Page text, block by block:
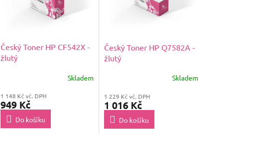
Český Toner HP CF542X -
žlutý
Skladem
1 148 Kč vč. DPH
949 Kč
Do košíku
Český Toner HP Q7582A -
žlutý
Skladem
1 229 Kč vč. DPH
1 016 Kč
Do košíku